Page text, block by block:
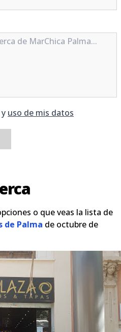
uso de mis datos
o que veas la lista de
de Palma de octubre de